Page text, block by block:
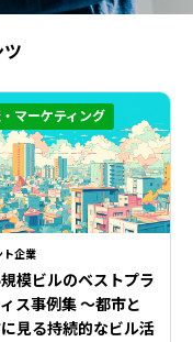
ト企業
模ビルのベストプラ
ス事例集 ～都市と
見る持続的なビル活
マーケティング